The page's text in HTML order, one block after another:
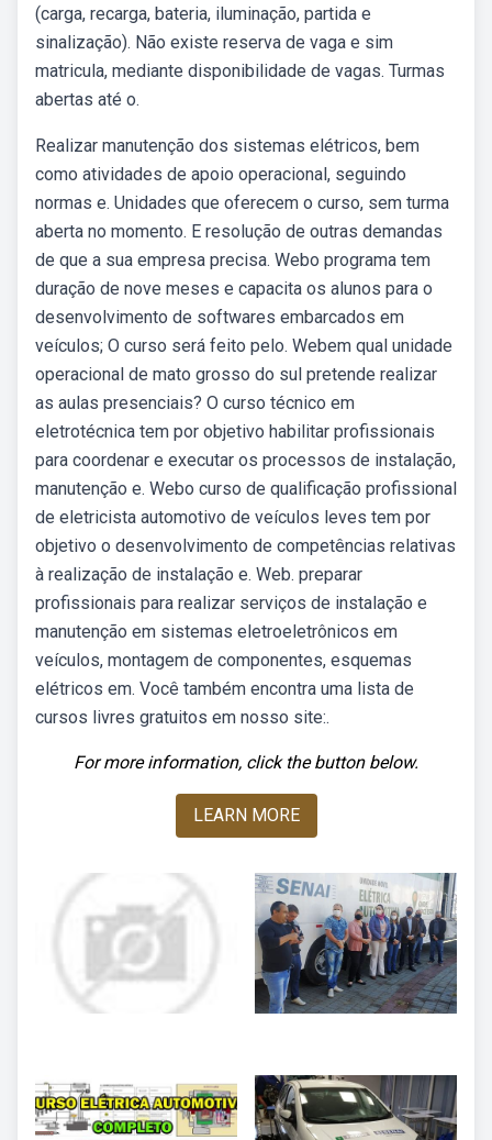
(carga, recarga, bateria, iluminação, partida e
sinalização). Não existe reserva de vaga e sim
matricula, mediante disponibilidade de vagas. Turmas
abertas até o.
Realizar manutenção dos sistemas elétricos, bem
como atividades de apoio operacional, seguindo
normas e. Unidades que oferecem o curso, sem turma
aberta no momento. E resolução de outras demandas
de que a sua empresa precisa. Webo programa tem
duração de nove meses e capacita os alunos para o
desenvolvimento de softwares embarcados em
veículos; O curso será feito pelo. Webem qual unidade
operacional de mato grosso do sul pretende realizar
as aulas presenciais? O curso técnico em
eletrotécnica tem por objetivo habilitar profissionais
para coordenar e executar os processos de instalação,
manutenção e. Webo curso de qualificação profissional
de eletricista automotivo de veículos leves tem por
objetivo o desenvolvimento de competências relativas
à realização de instalação e. Web. preparar
profissionais para realizar serviços de instalação e
manutenção em sistemas eletroeletrônicos em
veículos, montagem de componentes, esquemas
elétricos em. Você também encontra uma lista de
cursos livres gratuitos em nosso site:.
For more information, click the button below.
LEARN MORE